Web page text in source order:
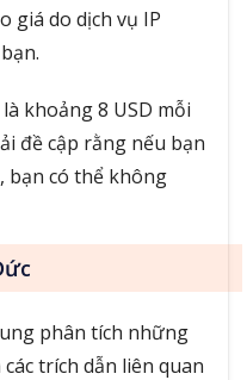
giá do dịch vụ IP
khoảng 8 USD mỗi
đề cập rằng nếu bạn
bạn có thể không
phân tích những
trích dẫn liên quan